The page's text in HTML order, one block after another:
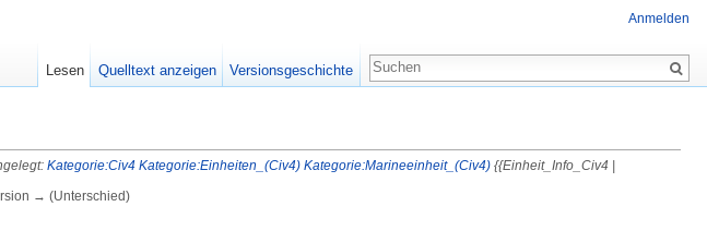
Kategorie:Civ4 Kategorie:Einheiten_(Civ4) Kategorie:Marineeinheit_(Civ4){{Einheit_Info_Civ4 |
→ (Unterschied)
Anmelden
Lesen Quelltext anzeigen Versionsgeschichte